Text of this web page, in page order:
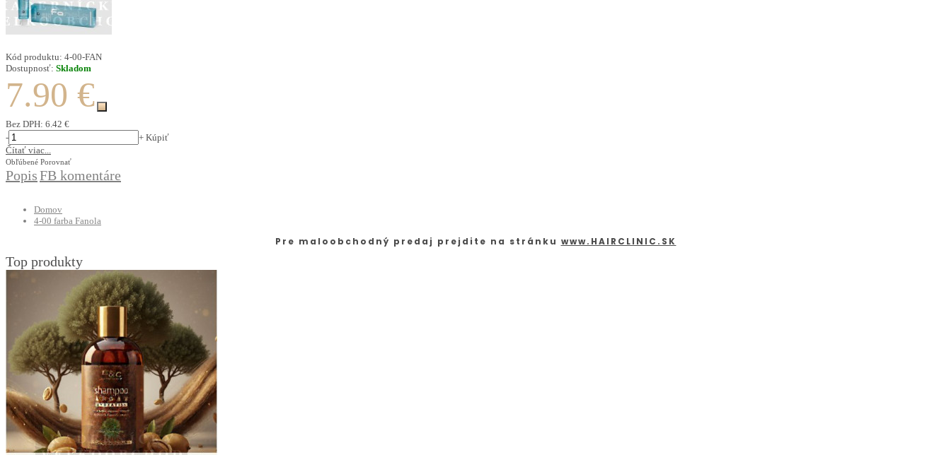
Kód produktu: 4-00-FAN
Dostupnosť: Skladom
7.90 €
Bez DPH: 6.42 €
-
+ Kúpiť
Čítať viac...
Obľúbené Porovnať
PopisFB komentáre
Domov
4-00 farba Fanola
Pre maloobchodný predaj prejdite na stránku www.HAIRCLINIC.SK
Top produkty